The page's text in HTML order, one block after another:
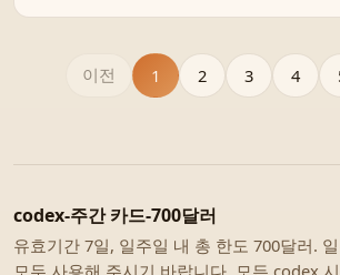
이전 1 2 3 4
codex-주간 카드-700달러
유효기간 7일, 일주일 내 총 한도 700달러.
모두 사용해 주시기 바랍니다. 모든 codex